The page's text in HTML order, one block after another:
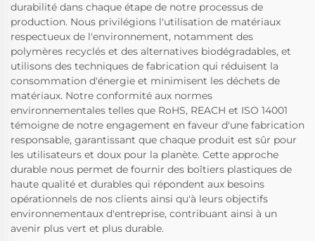
durabilité dans chaque étape de notre processus de
production. Nous privilégions l'utilisation de matériaux
respectueux de l'environnement, notamment des
polymères recyclés et des alternatives biodégradables, et
utilisons des techniques de fabrication qui réduisent la
consommation d'énergie et minimisent les déchets de
matériaux. Notre conformité aux normes
environnementales telles que RoHS, REACH et ISO 14001
témoigne de notre engagement en faveur d'une fabrication
responsable, garantissant que chaque produit est sûr pour
les utilisateurs et doux pour la planète. Cette approche
durable nous permet de fournir des boîtiers plastiques de
haute qualité et durables qui répondent aux besoins
opérationnels de nos clients ainsi qu'à leurs objectifs
environnementaux d'entreprise, contribuant ainsi à un
avenir plus vert et plus durable.